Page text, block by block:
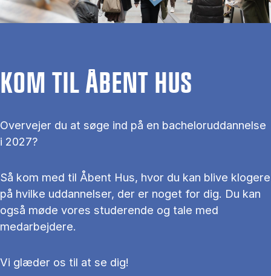
KOM TIL ÅBENT HUS
Overvejer du at søge ind på en bacheloruddannelse
i 2027?
Så kom med til Åbent Hus, hvor du kan blive klogere
på hvilke uddannelser, der er noget for dig. Du kan
også møde vores studerende og tale med
medarbejdere.
Vi glæder os til at se dig!